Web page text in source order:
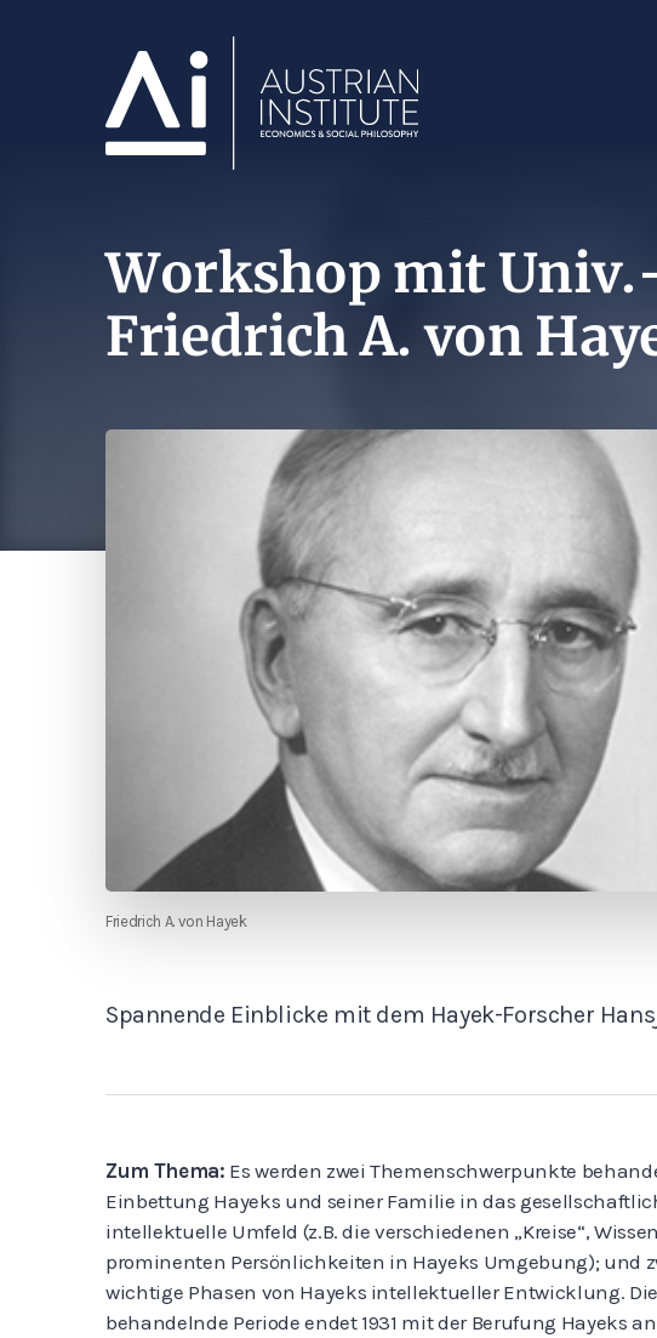
Workshop mit
Friedrich A. von
Friedrich A. von Hayek
Spannende Einblicke mit dem Hayek-Forscher
Zum Thema: Es werden zwei Themenschwerpunkte
Einbettung Hayeks und seiner Familie in das
intellektuelle Umfeld (z.B. die verschiedenen „Kreise“,
prominenten Persönlichkeiten in Hayeks Umgebung); und
wichtige Phasen von Hayeks intellektueller Entwicklung.
behandelnde Periode endet 1931 mit der Berufung Hayeks